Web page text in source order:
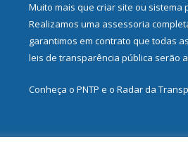
Muito mais que criar site ou sistema
Realizamos uma assessoria
garantimos em contrato que todas
leis de transparência pública serão
Conheça o PNTP e o Radar da